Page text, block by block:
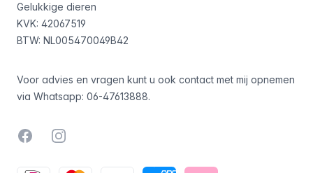
Gelukkige dieren
KVK: 42067519
BTW: NL005470049B42
Voor advies en vragen kunt u ook contact met mij opnemen
via Whatsapp: 06-47613888.
FacebookInstagram